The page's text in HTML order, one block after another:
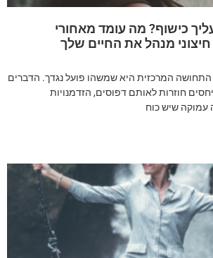
כישוף? מה עומד מאחורי
מנהל את החיים שלך
התחושה המרכזית היא שמשהו פועל נגדך. הדברים
חוזרות לאותם דפוסים, הזדמנויות
שיש כוח